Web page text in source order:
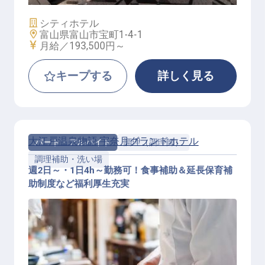
施設業態
シティホテル
勤務地
富山県富山市宝町1-4-1
給与
月給／193,500円～
キープする 詳しく見る
パート・アルバイト
調理（調理師）
調理補助・洗い場
大江戸温泉物語 宇奈月グランドホテル
週2日～・1日4h～勤務可！食事補助＆延長保育補
助制度など福利厚生充実